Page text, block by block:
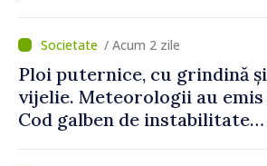
/ Acum 2 zile
Ploi puternice, cu grindină și
vijelie. Meteorologii au emis
Cod galben de instabilitate